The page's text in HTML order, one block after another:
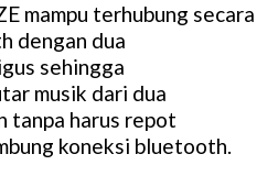
M
u
t
e
mampu terhubung secara
dengan dua
sehingga
musik dari dua
tanpa harus repot
koneksi bluetooth.